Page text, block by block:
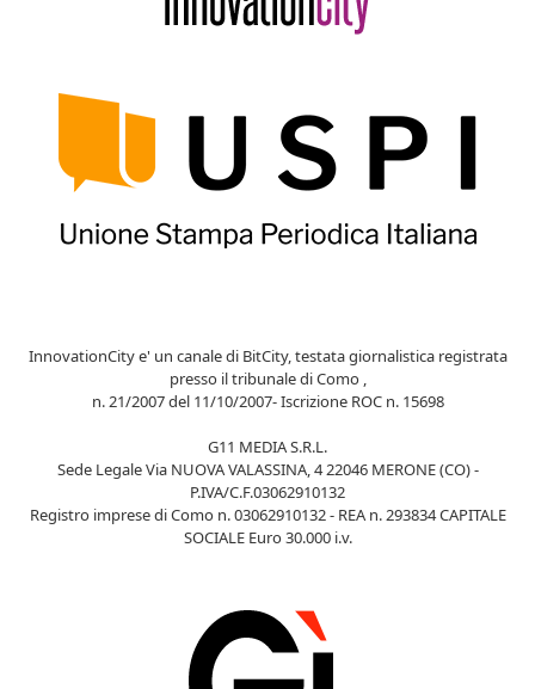
InnovationCity e' un canale di BitCity, testata giornalistica registrata
presso il tribunale di Como ,
n. 21/2007 del 11/10/2007- Iscrizione ROC n. 15698
G11 MEDIA S.R.L.
Sede Legale Via NUOVA VALASSINA, 4 22046 MERONE (CO) -
P.IVA/C.F.03062910132
Registro imprese di Como n. 03062910132 - REA n. 293834 CAPITALE
SOCIALE Euro 30.000 i.v.